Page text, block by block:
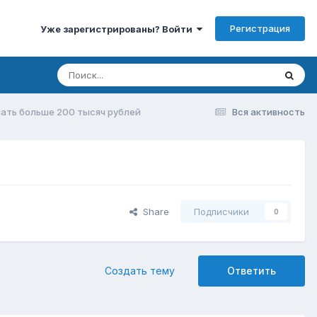
Уже зарегистрированы? Войти Регистрация
Вся активность
больше 200 тысяч рублей
Share Подписчики 0
Ответить
Создать тему